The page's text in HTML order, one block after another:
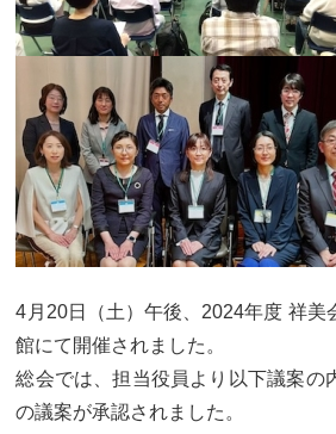
補習・教養講座・公開講座・
高大連携・講習・勉強合宿
ラ
芸術教育 課
図書館教育
学校生活
委員会活動・部活動
4月20日（土）午後、2024年度 祥美
館にて開催されました。
総会では、担当役員より以下議案の
の議案が承認されました。